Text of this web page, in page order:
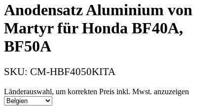
Anodensatz Aluminium von
Martyr für Honda BF40A,
BF50A
SKU: CM-HBF4050KITA
Länderauswahl, um korrekten Preis inkl. Mwst. anzuzeigen